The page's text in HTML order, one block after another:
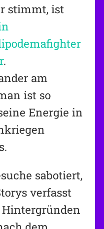
stimmt, ist
.
am
ist so
Energie in
sabotiert,
verfasst